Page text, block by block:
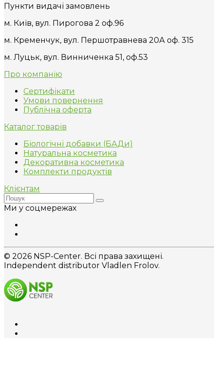
Пункти видачі замовлень
м. Київ, вул. Пирогова 2 оф.96
м. Кременчук, вул. Першотравнева 20А оф. 315
м. Луцьк, вул. Винниченка 51, оф.53
Про компанію
Сертифікати
Умови повернення
Публічна оферта
Каталог товарів
Біологічні добавки (БАДи)
Натуральна косметика
Декоративна косметика
Комплекти продуктів
Клієнтам
Ми у соцмережах
© 2026 NSP-Center. Всі права захищені.
Independent distributor Vladlen Frolov.